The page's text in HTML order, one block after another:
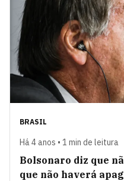
BRASIL
Há 4 anos • 1 min de leitura
Bolsonaro diz que
que não haverá